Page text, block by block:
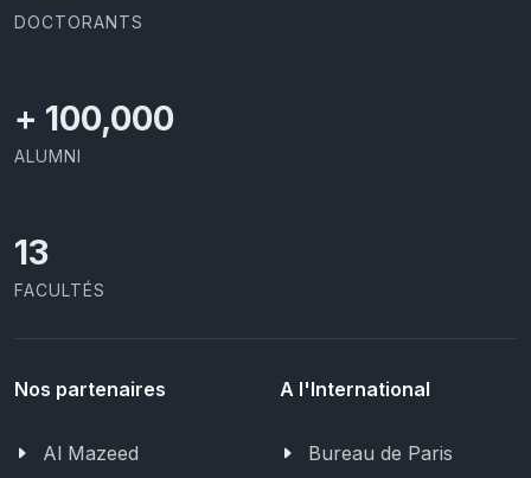
DOCTORANTS
+ 100,000
ALUMNI
13
FACULTÉS
Nos partenaires
Al Mazeed
A l'International
Bureau de Paris